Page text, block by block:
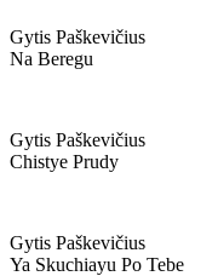
Gytis Paškevičius
Na Beregu
Gytis Paškevičius
Chistye Prudy
Gytis Paškevičius
Ya Skuchiayu Po Tebe